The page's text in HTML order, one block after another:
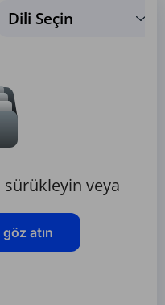
Dili Seçin
sürükleyin veya
göz atın